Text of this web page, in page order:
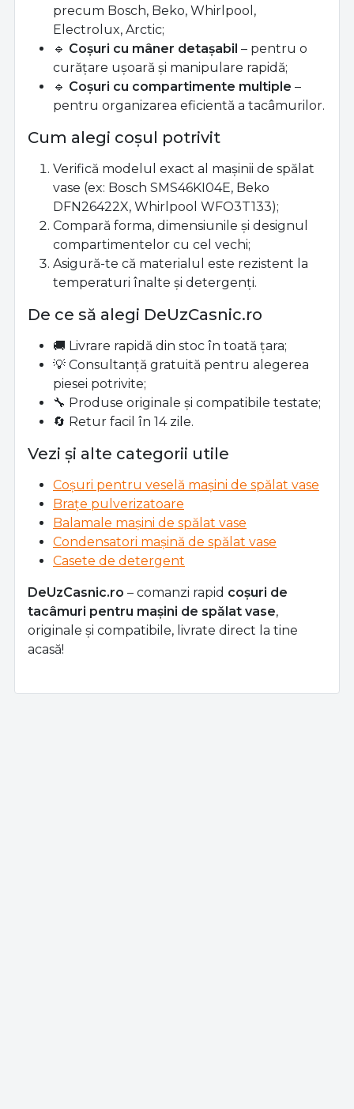
precum Bosch, Beko, Whirlpool,
Electrolux, Arctic;
🔹 Coșuri cu mâner detașabil – pentru o
curățare ușoară și manipulare rapidă;
🔹 Coșuri cu compartimente multiple –
pentru organizarea eficientă a tacâmurilor.
Cum alegi coșul potrivit
Verifică modelul exact al mașinii de spălat
vase (ex: Bosch SMS46KI04E, Beko
DFN26422X, Whirlpool WFO3T133);
Compară forma, dimensiunile și designul
compartimentelor cu cel vechi;
Asigură-te că materialul este rezistent la
temperaturi înalte și detergenți.
De ce să alegi DeUzCasnic.ro
🚚 Livrare rapidă din stoc în toată țara;
💡 Consultanță gratuită pentru alegerea
piesei potrivite;
🔧 Produse originale și compatibile testate;
🔄 Retur facil în 14 zile.
Vezi și alte categorii utile
Coșuri pentru veselă mașini de spălat vase
Brațe pulverizatoare
Balamale mașini de spălat vase
Condensatori mașină de spălat vase
Casete de detergent
DeUzCasnic.ro – comanzi rapid coșuri de
tacâmuri pentru mașini de spălat vase,
originale și compatibile, livrate direct la tine
acasă!